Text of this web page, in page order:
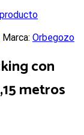
Marca: Orbegozo
con
metros